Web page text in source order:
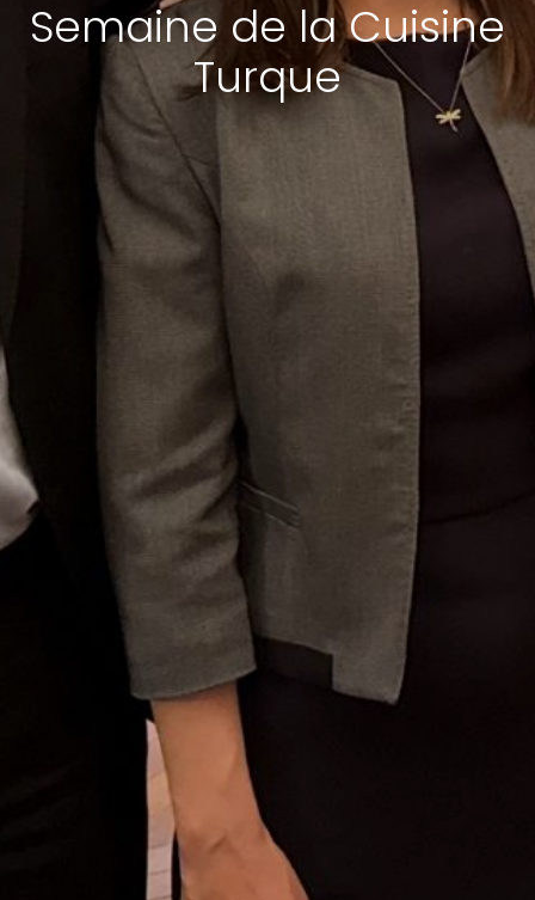
Semaine de la Cuisine
Turque